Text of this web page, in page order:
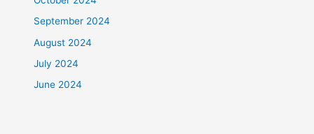
September 2024
August 2024
July 2024
June 2024